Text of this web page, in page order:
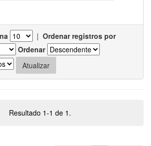
| Ordenar registros por
Ordenar
Resultado 1-1 de 1.